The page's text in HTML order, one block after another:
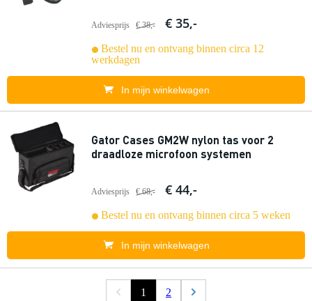
Adviesprijs € 38,- € 35,-
Bestel nu en ontvang binnen circa 12
werkdagen
In mijn winkelwagen
Gator Cases GM2W nylon tas voor 2
draadloze microfoon systemen
Adviesprijs € 68,- € 44,-
Bestel nu en ontvang binnen circa 5 weken
In mijn winkelwagen
1 2